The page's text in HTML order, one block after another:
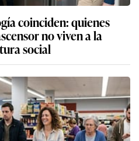
coinciden: quienes
no viven a la
social